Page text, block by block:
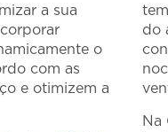
a sua
o
com as
e otimizem a
do
Na